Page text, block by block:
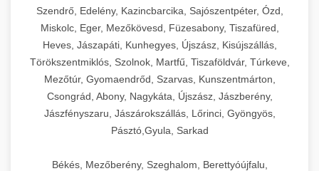
Szendrő, Edelény, Kazincbarcika, Sajószentpéter, Ózd,
Miskolc, Eger, Mezőkövesd, Füzesabony, Tiszafüred,
Heves, Jászapáti, Kunhegyes, Újszász, Kisújszállás,
Törökszentmiklós, Szolnok, Martfű, Tiszaföldvár, Túrkeve,
Mezőtúr, Gyomaendrőd, Szarvas, Kunszentmárton,
Csongrád, Abony, Nagykáta, Újszász, Jászberény,
Jászfényszaru, Jászárokszállás, Lőrinci, Gyöngyös,
Pásztó,Gyula, Sarkad
Békés, Mezőberény, Szeghalom, Berettyóújfalu,